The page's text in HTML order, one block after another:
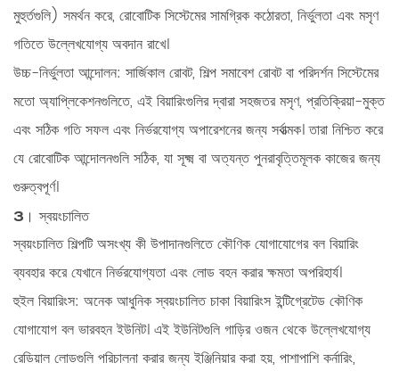
মুহুর্তগুলি) সমর্থন করে, রোবোটিক সিস্টেমের সামগ্রিক কঠোরতা, নির্ভুলতা এবং মসৃণ
গতিতে উল্লেখযোগ্য অবদান রাখে।
উচ্চ-নির্ভুলতা আন্দোলন: সার্জিকাল রোবট, শিল্প সমাবেশ রোবট বা পরিদর্শন সিস্টেমের
মতো অ্যাপ্লিকেশনগুলিতে, এই বিয়ারিংগুলির দ্বারা সহজতর মসৃণ, প্রতিক্রিয়া-মুক্ত
এবং সঠিক গতি সফল এবং নির্ভরযোগ্য অপারেশনের জন্য সর্বাত্মক। তারা নিশ্চিত করে
যে রোবোটিক আন্দোলনগুলি সঠিক, যা সূক্ষ্ম বা অত্যন্ত পুনরাবৃত্তিমূলক কাজের জন্য
গুরুত্বপূর্ণ।
3। স্বয়ংচালিত
স্বয়ংচালিত শিল্পটি অসংখ্য কী উপাদানগুলিতে কৌণিক যোগাযোগের বল বিয়ারিং
ব্যবহার করে যেখানে নির্ভরযোগ্যতা এবং লোড বহন করার ক্ষমতা অপরিহার্য।
হুইল বিয়ারিংস: অনেক আধুনিক স্বয়ংচালিতচাকা বিয়ারিংসইন্টিগ্রেটেড কৌণিক
যোগাযোগ বল ভারবহন ইউনিট। এই ইউনিটগুলি গাড়ির ওজন থেকে উল্লেখযোগ্য
রেডিয়াল লোডগুলি পরিচালনা করার জন্য ইঞ্জিনিয়ার করা হয়, পাশাপাশি কর্নারিং,